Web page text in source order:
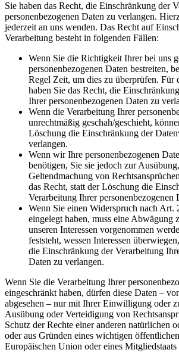
Sie haben das Recht, die Einschränkung der
personenbezogenen Daten zu verlangen.
jederzeit an uns wenden. Das Recht auf
Verarbeitung besteht in folgenden Fällen:
Wenn Sie die Richtigkeit Ihrer bei uns
personenbezogenen Daten bestreiten,
Regel Zeit, um dies zu überprüfen. Für
haben Sie das Recht, die
Ihrer personenbezogenen Daten zu
Wenn die Verarbeitung Ihrer
unrechtmäßig geschah/geschieht,
Löschung die Einschränkung der
verlangen.
Wenn wir Ihre personenbezogenen
benötigen, Sie sie jedoch zur
Geltendmachung von
das Recht, statt der Löschung die
Verarbeitung Ihrer personenbezogenen
Wenn Sie einen Widerspruch nach
eingelegt haben, muss eine Abwägung
unseren Interessen vorgenommen
feststeht, wessen Interessen
die Einschränkung der Verarbeitung
Daten zu verlangen.
Wenn Sie die Verarbeitung Ihrer
eingeschränkt haben, dürfen diese Daten –
abgesehen – nur mit Ihrer Einwilligung oder
Ausübung oder Verteidigung von
Schutz der Rechte einer anderen natürlichen
oder aus Gründen eines wichtigen
Europäischen Union oder eines